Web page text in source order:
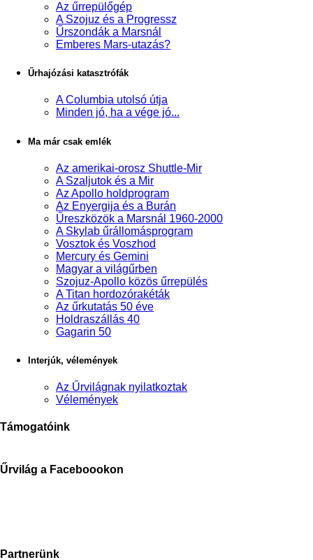
Az űrrepülőgép
A Szojuz és a Progressz
Űrszondák a Marsnál
Emberes Mars-utazás?
Űrhajózási katasztrófák
A Columbia utolsó útja
Minden jó, ha a vége jó...
Ma már csak emlék
Az amerikai-orosz Shuttle-Mir
A Szaljutok és a Mir
Az Apollo holdprogram
Az Enyergija és a Burán
Űreszközök a Marsnál 1960-2000
A Skylab űrállomásprogram
Vosztok és Voszhod
Mercury és Gemini
Magyar a világűrben
Szojuz-Apollo közös űrrepülés
A Titan hordozórakéták
Az űrkutatás 50 éve
Holdraszállás 40
Gagarin 50
Interjúk, vélemények
Az Űrvilágnak nyilatkoztak
Vélemények
Támogatóink
Űrvilág a Faceboookon
Partnerünk